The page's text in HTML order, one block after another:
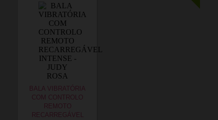
BALA VIBRATÓRIA
COM CONTROLO
REMOTO
RECARREGÁVEL